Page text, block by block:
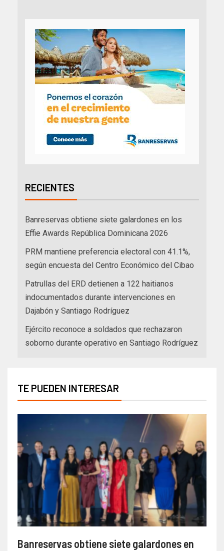
RECIENTES
Banreservas obtiene siete galardones en los
Effie Awards República Dominicana 2026
PRM mantiene preferencia electoral con 41.1%,
según encuesta del Centro Económico del Cibao
Patrullas del ERD detienen a 122 haitianos
indocumentados durante intervenciones en
Dajabón y Santiago Rodríguez
Ejército reconoce a soldados que rechazaron
soborno durante operativo en Santiago Rodríguez
TE PUEDEN INTERESAR
Banreservas obtiene siete galardones en